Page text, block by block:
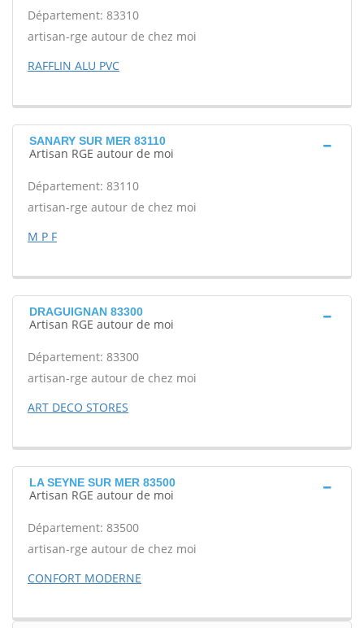
Département: 83310
artisan-rge autour de chez moi
RAFFLIN ALU PVC
SANARY SUR MER 83110
Artisan RGE autour de moi
Département: 83110
artisan-rge autour de chez moi
M P F
DRAGUIGNAN 83300
Artisan RGE autour de moi
Département: 83300
artisan-rge autour de chez moi
ART DECO STORES
LA SEYNE SUR MER 83500
Artisan RGE autour de moi
Département: 83500
artisan-rge autour de chez moi
CONFORT MODERNE